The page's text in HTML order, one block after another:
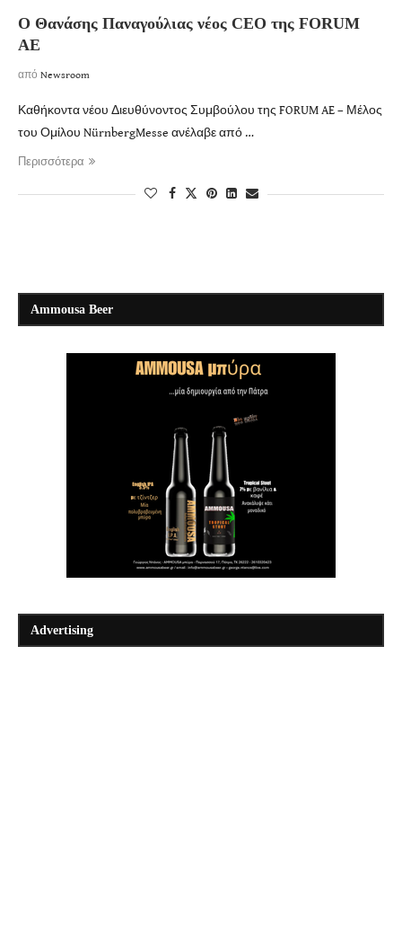
Ο Θανάσης Παναγούλιας νέος CEO της FORUM
ΑΕ
από Newsroom
Καθήκοντα νέου Διευθύνοντος Συμβούλου της FORUM AE – Μέλος
του Ομίλου NürnbergMesse ανέλαβε από …
Περισσότερα
Ammousa Beer
Advertising